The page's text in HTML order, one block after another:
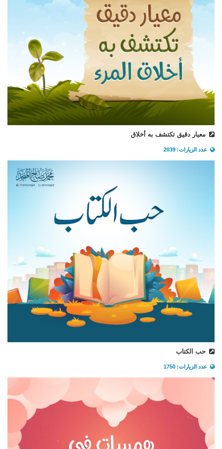
معيار دقيق تكتشف به أخلاق
عدد الزيارات: 2039
حب الكتاب
عدد الزيارات: 1750